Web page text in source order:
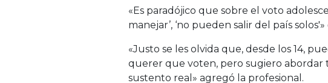
«Es paradójico que sobre el voto
manejar’, ‘no pueden salir del país
«Justo se les olvida que, desde los 14,
querer que voten, pero sugiero abordar
sustento real» agregó la profesional.